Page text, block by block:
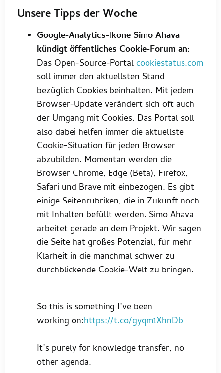
Unsere Tipps der Woche
Google-Analytics-Ikone Simo Ahava
kündigt öffentliches Cookie-Forum an:
Das Open-Source-Portalcookiestatus.com
soll immer den aktuellsten Stand
bezüglich Cookies beinhalten. Mit jedem
Browser-Update verändert sich oft auch
der Umgang mit Cookies. Das Portal soll
also dabei helfen immer die aktuellste
Cookie-Situation für jeden Browser
abzubilden. Momentan werden die
Browser Chrome, Edge (Beta), Firefox,
Safari und Brave mit einbezogen. Es gibt
einige Seitenrubriken, die in Zukunft noch
mit Inhalten befüllt werden. Simo Ahava
arbeitet gerade an dem Projekt. Wir sagen
die Seite hat großes Potenzial, für mehr
Klarheit in die manchmal schwer zu
durchblickende Cookie-Welt zu bringen.
So this is something I’ve been
working on:https://t.co/gyqm1XhnDb
It’s purely for knowledge transfer, no
other agenda.